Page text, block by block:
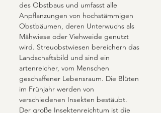
des Obstbaus und umfasst alle
Anpflanzungen von hochstämmigen
Obstbäumen, deren Unterwuchs als
Mähwiese oder Viehweide genutzt
wird. Streuobstwiesen bereichern das
Landschaftsbild und sind ein
artenreicher, vom Menschen
geschaffener Lebensraum. Die Blüten
im Frühjahr werden von
verschiedenen Insekten bestäubt.
Der große Insektenreichtum ist die